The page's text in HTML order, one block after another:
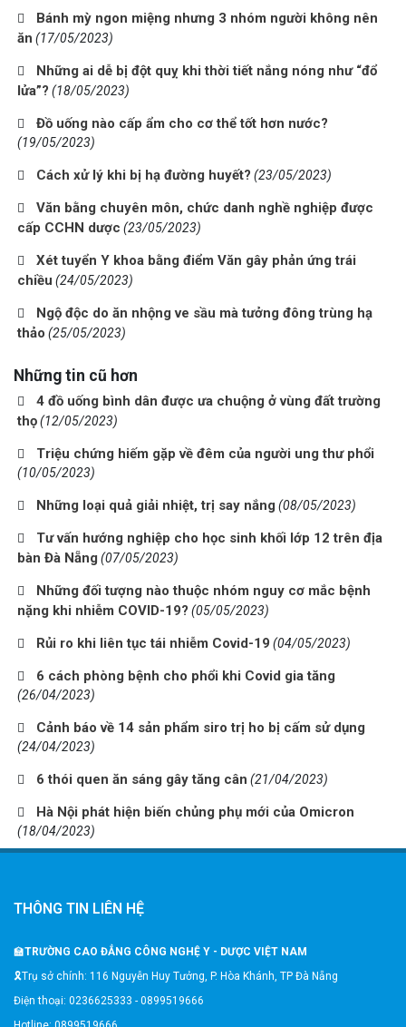
Bánh mỳ ngon miệng nhưng 3 nhóm người không nên
ăn (17/05/2023)
Những ai dễ bị đột quỵ khi thời tiết nắng nóng như “đổ
lửa”? (18/05/2023)
Đồ uống nào cấp ẩm cho cơ thể tốt hơn nước?
(19/05/2023)
Cách xử lý khi bị hạ đường huyết? (23/05/2023)
Văn bằng chuyên môn, chức danh nghề nghiệp được
cấp CCHN dược (23/05/2023)
Xét tuyển Y khoa bằng điểm Văn gây phản ứng trái
chiều (24/05/2023)
Ngộ độc do ăn nhộng ve sầu mà tưởng đông trùng hạ
thảo (25/05/2023)
Những tin cũ hơn
4 đồ uống bình dân được ưa chuộng ở vùng đất trường
thọ(12/05/2023)
Triệu chứng hiếm gặp về đêm của người ung thư phổi
(10/05/2023)
Những loại quả giải nhiệt, trị say nắng (08/05/2023)
Tư vấn hướng nghiệp cho học sinh khối lớp 12 trên địa
bàn Đà Nẵng (07/05/2023)
Những đối tượng nào thuộc nhóm nguy cơ mắc bệnh
nặng khi nhiễm COVID-19? (05/05/2023)
Rủi ro khi liên tục tái nhiễm Covid-19 (04/05/2023)
6 cách phòng bệnh cho phổi khi Covid gia tăng
(26/04/2023)
Cảnh báo về 14 sản phẩm siro trị ho bị cấm sử dụng
(24/04/2023)
6 thói quen ăn sáng gây tăng cân (21/04/2023)
Hà Nội phát hiện biến chủng phụ mới của Omicron
(18/04/2023)
THÔNG TIN LIÊN HỆ
🏫TRƯỜNG CAO ĐẲNG CÔNG NGHỆ Y - DƯỢC VIỆT NAM
🎗️Trụ sở chính: 116 Nguyễn Huy Tưởng, P. Hòa Khánh, TP Đà Nẵng
Điện thoại: 0236625333 - 0899519666